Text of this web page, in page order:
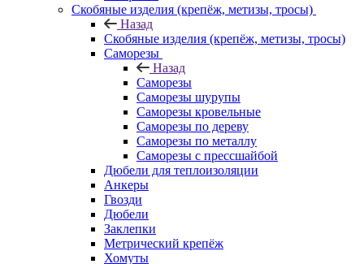
Скобяные изделия (крепёж, метизы, тросы)
Назад
Скобяные изделия (крепёж, метизы, тросы)
Саморезы
Назад
Саморезы
Саморезы шурупы
Саморезы кровельные
Саморезы по дереву
Саморезы по металлу
Саморезы с прессшайбой
Дюбели для теплоизоляции
Анкеры
Гвозди
Дюбели
Заклепки
Метрический крепёж
Хомуты